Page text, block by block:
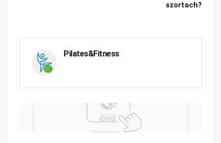
szortach?
Pilates&Fitness